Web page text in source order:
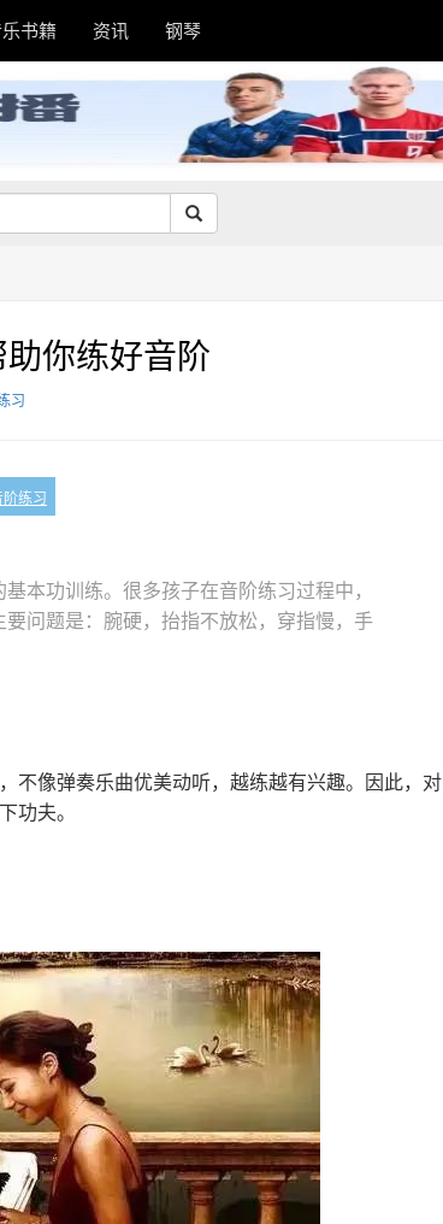
书籍 资讯 钢琴
你练好音阶
习
阶练习
本功训练。很多孩子在音阶练习过程中，
问题是：腕硬，抬指不放松，穿指慢，手
不像弹奏乐曲优美动听，越练越有兴趣。因此，对
功夫。